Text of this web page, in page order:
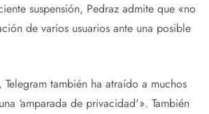
suspensión, Pedraz admite que «no
de varios usuarios ante una posible
también ha atraído a muchos
‘amparada de privacidad'». También